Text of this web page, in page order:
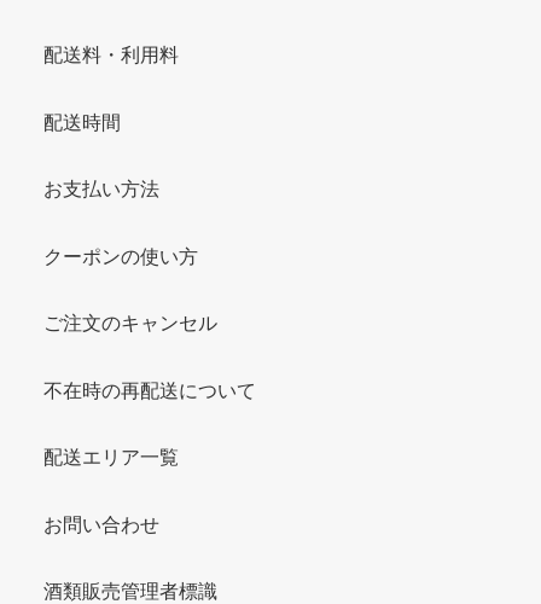
配送料・利用料
配送時間
お支払い方法
クーポンの使い方
ご注文のキャンセル
不在時の再配送について
配送エリア一覧
お問い合わせ
酒類販売管理者標識